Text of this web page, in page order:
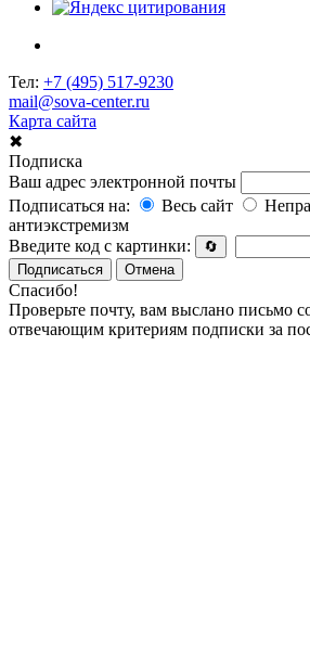
Тел: +7 (495) 517-9230
mail@sova-center.ru
Карта сайта
✖
Подписка
Ваш адрес электронной почты
Подписаться на:
Весь сайт
антиэкстремизм
Введите код с картинки:
🔄
Подписаться
Отмена
Спасибо!
Проверьте почту, вам выслано письмо
отвечающим критериям подписки за